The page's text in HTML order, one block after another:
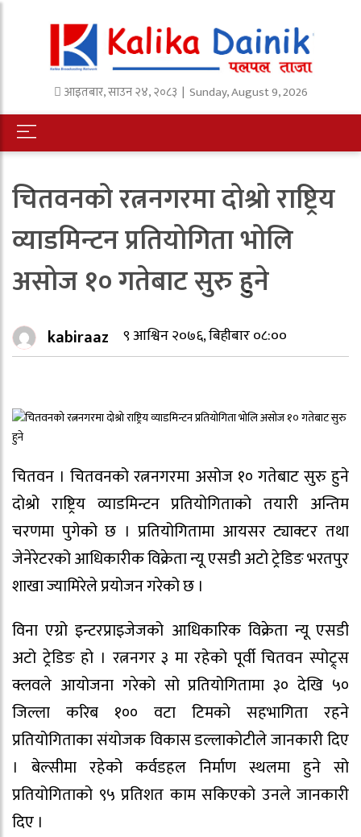
आइतबार,साउन२४,२०८३ | Sunday, August 9, 2026
चितवनको रत्ननगरमा दोश्रो राष्ट्रिय
व्याडमिन्टन प्रतियोगिता भोलि
असोज १० गतेबाट सुरु हुने
kabiraaz ९ आश्विन २०७६, बिहीबार ०८:००
चितवन । चितवनको रत्ननगरमा असोज १० गतेबाट सुरु हुने
दोश्रो राष्ट्रिय व्याडमिन्टन प्रतियोगिताको तयारी अन्तिम
चरणमा पुगेको छ । प्रतियोगितामा आयसर ट्याक्टर तथा
जेनेरेटरको आधिकारीक विक्रेता न्यू एसडी अटो ट्रेडिङ भरतपुर
शाखा ज्यामिरेले प्रयोजन गरेको छ ।
विना एग्रो इन्टरप्राइजेजको आधिकारिक विक्रेता न्यू एसडी
अटो ट्रेडिङ हो । रत्ननगर ३ मा रहेको पूर्वी चितवन स्पोट्र्स
क्लवले आयोजना गरेको सो प्रतियोगितामा ३० देखि ५०
जिल्ला करिब १०० वटा टिमको सहभागिता रहने
प्रतियोगिताका संयोजक विकास डल्लाकोटीले जानकारी दिए
। बेल्सीमा रहेको कर्वडहल निर्माण स्थलमा हुने सो
प्रतियोगिताको ९५ प्रतिशत काम सकिएको उनले जानकारी
दिए ।